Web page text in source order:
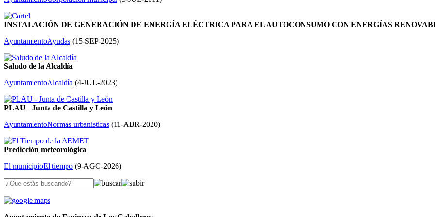
INSTALACIÓN DE GENERACIÓN DE ENERGÍA ELÉCTRICA PARA EL AUTOCONSUMO CON ENERGÍAS
AyuntamientoAyudas (15-SEP-2025)
Saludo de la Alcaldía
AyuntamientoAlcaldía (4-JUL-2023)
PLAU - Junta de Castilla y León
AyuntamientoNormas urbanisticas (11-ABR-2020)
Predicción meteorológica
El municipioEl tiempo (9-AGO-2026)